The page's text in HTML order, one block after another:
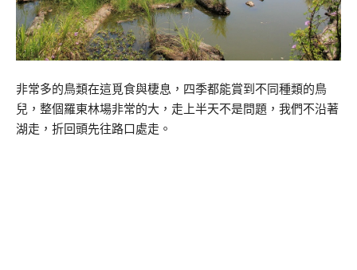
非常多的鳥類在這覓食與棲息，四季都能賞到不同種類的鳥
兒，整個羅東林場非常的大，走上半天不是問題，我們不沿著
湖走，折回頭先往路口處走。